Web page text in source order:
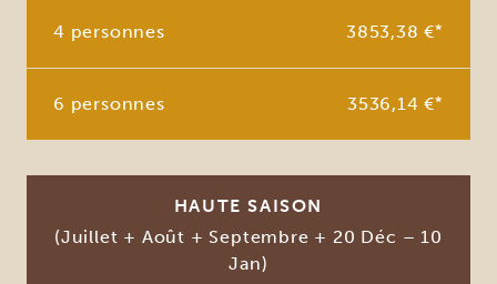
4 personnes 3853,38 €*
6 personnes 3536,14 €*
HAUTE SAISON
(Juillet + Août + Septembre + 20 Déc – 10
Jan)